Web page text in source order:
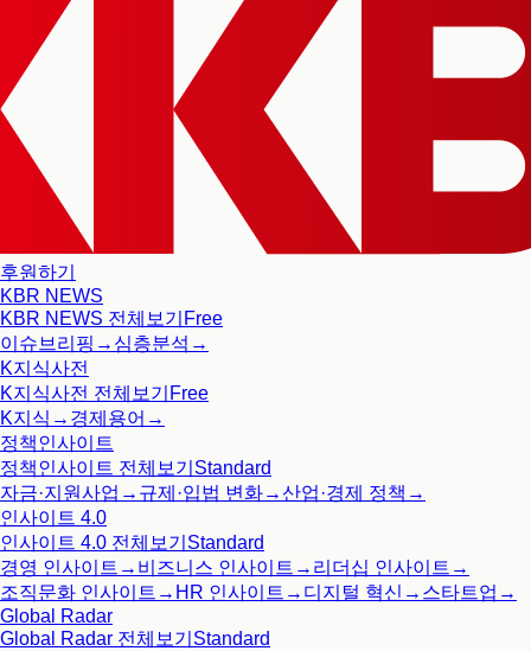
후원하기
KBR NEWS
KBR NEWS 전체보기 Free
이슈브리핑 → 심층분석 →
K지식사전
K지식사전 전체보기 Free
K지식 → 경제용어 →
정책인사이트
정책인사이트 전체보기 Standard
자금·지원사업 → 규제·입법 변화→산업·경제 정책 →
인사이트 4.0
인사이트 4.0 전체보기 Standard
경영 인사이트 → 비즈니스 인사이트 → 리더십 인사이트 →
조직문화 인사이트 → HR 인사이트 → 디지털 혁신 → 스타트업 →
Global Radar
Global Radar 전체보기 Standard